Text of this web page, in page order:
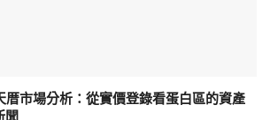
厝市場分析：從實價登錄看蛋白區的資產
聞